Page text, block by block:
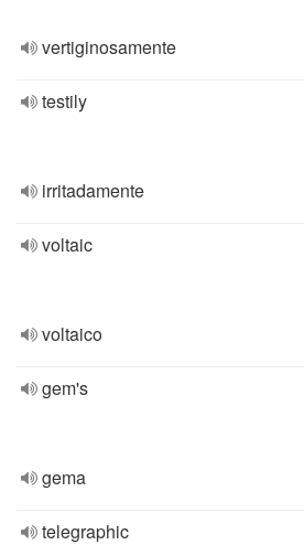
vertiginosamente
testily
irritadamente
voltaic
voltaico
gem's
gema
telegraphic